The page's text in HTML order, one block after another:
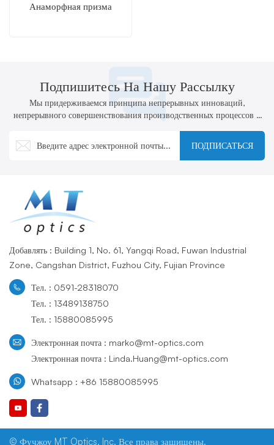
Анаморфная призма
Подпишитесь На Нашу Рассылку
Мы придерживаемся принципа непрерывных инноваций,
непрерывного совершенствования производственных процессов и
ПОДПИСАТЬСЯ
Добавлять : Building 1, No. 61, Yangqi Road, Fuwan Industrial
Zone, Cangshan District, Fuzhou City, Fujian Province
Тел. : 0591-28318070
Тел. : 13489138750
Тел. : 15880085995
Электронная почта : marko@mt-optics.com
Электронная почта : Linda.Huang@mt-optics.com
Whatsapp : +86 15880085995
© Фучжоу MT Optics, Inc. Все права защищены.